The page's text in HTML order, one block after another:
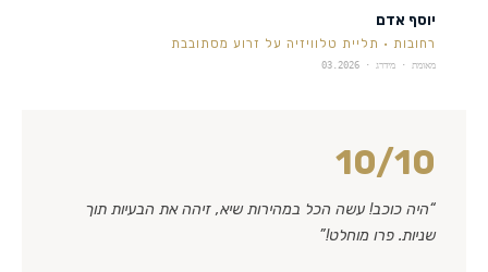
יוסף אדם
רחובות · תליית טלוויזיה על זרוע מסתובבת
מאומת · מידרג · 03.2026
10/10
“היה כוכב! עשה הכל במהירות שיא, זיהה את הבעיות תוך
שניות. פרו מוחלט!”